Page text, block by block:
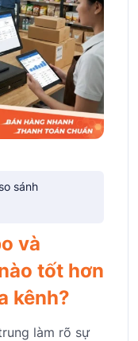
sánh
và
tốt hơn
kênh?
làm rõ sự